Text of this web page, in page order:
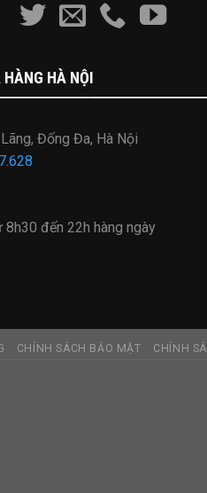
HÀNG HÀ NỘI
Đống Đa, Hà Nội
8h30 đến 22h hàng ngày
CHÍNH SÁCH BẢO MẬT CHÍNH